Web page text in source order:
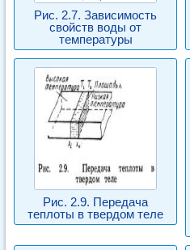
Рис. 2.7. Зависимость
свойств воды от
температуры
Рис. 2.9. Передача
теплоты в твердом теле